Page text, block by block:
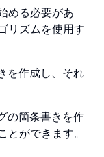
める必要があ
リズムを使用す
を作成し、それ
の箇条書きを作
ができます。